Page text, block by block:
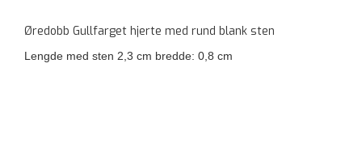
Øredobb Gullfarget hjerte med rund blank sten
Lengde med sten 2,3 cm bredde: 0,8 cm